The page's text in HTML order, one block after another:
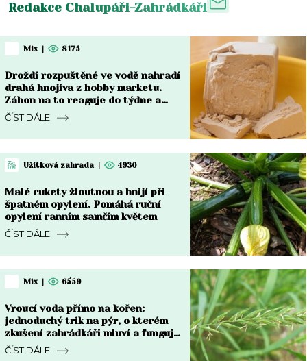
Redakce Chalupáři-Zahrádkáři
Mix | 8175
Droždí rozpuštěné ve vodě nahradí
drahá hnojiva z hobby marketu.
Záhon na to reaguje do týdne a
rozdíl je vidět pouhým okem
ČÍST DÁLE
Užitková zahrada | 4930
Malé cukety žloutnou a hnijí při
špatném opylení. Pomáhá ruční
opylení ranním samčím květem
ČÍST DÁLE
Mix | 6559
Vroucí voda přímo na kořen:
jednoduchý trik na pýr, o kterém
zkušení zahrádkáři mluví a funguje
do týdne
ČÍST DÁLE